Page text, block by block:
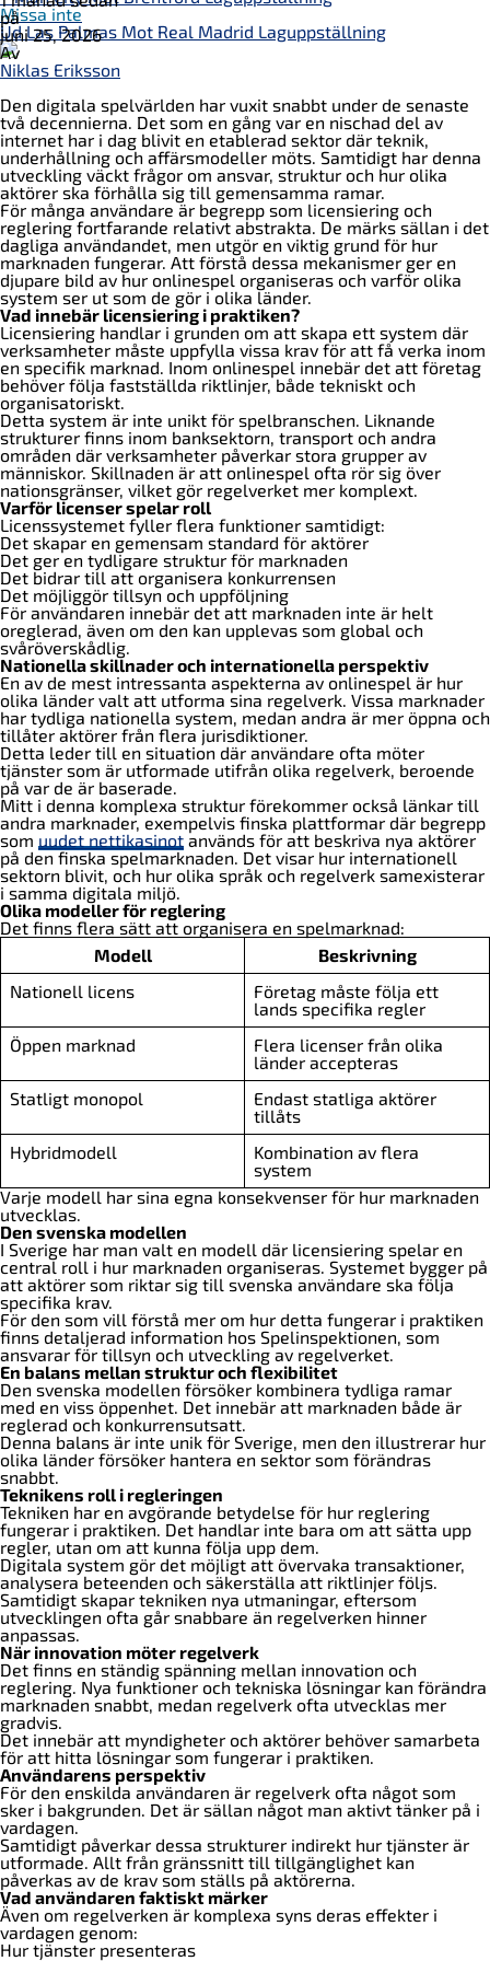
Missa inte
Ud Las Palmas Mot Real Madrid Laguppställning
på
juni 25, 2026
Av
Niklas Eriksson
Den digitala spelvärlden har vuxit snabbt under de senaste
två decennierna. Det som en gång var en nischad del av
internet har i dag blivit en etablerad sektor där teknik,
underhållning och affärsmodeller möts. Samtidigt har denna
utveckling väckt frågor om ansvar, struktur och hur olika
aktörer ska förhålla sig till gemensamma ramar.
För många användare är begrepp som licensiering och
reglering fortfarande relativt abstrakta. De märks sällan i det
dagliga användandet, men utgör en viktig grund för hur
marknaden fungerar. Att förstå dessa mekanismer ger en
djupare bild av hur onlinespel organiseras och varför olika
system ser ut som de gör i olika länder.
Vad innebär licensiering i praktiken?
Licensiering handlar i grunden om att skapa ett system där
verksamheter måste uppfylla vissa krav för att få verka inom
en specifik marknad. Inom onlinespel innebär det att företag
behöver följa fastställda riktlinjer, både tekniskt och
organisatoriskt.
Detta system är inte unikt för spelbranschen. Liknande
strukturer finns inom banksektorn, transport och andra
områden där verksamheter påverkar stora grupper av
människor. Skillnaden är att onlinespel ofta rör sig över
nationsgränser, vilket gör regelverket mer komplext.
Varför licenser spelar roll
Licenssystemet fyller flera funktioner samtidigt:
Det skapar en gemensam standard för aktörer
Det ger en tydligare struktur för marknaden
Det bidrar till att organisera konkurrensen
Det möjliggör tillsyn och uppföljning
För användaren innebär det att marknaden inte är helt
oreglerad, även om den kan upplevas som global och
svåröverskådlig.
Nationella skillnader och internationella perspektiv
En av de mest intressanta aspekterna av onlinespel är hur
olika länder valt att utforma sina regelverk. Vissa marknader
har tydliga nationella system, medan andra är mer öppna och
tillåter aktörer från flera jurisdiktioner.
Detta leder till en situation där användare ofta möter
tjänster som är utformade utifrån olika regelverk, beroende
på var de är baserade.
Mitt i denna komplexa struktur förekommer också länkar till
andra marknader, exempelvis finska plattformar där begrepp
som uudet nettikasinot används för att beskriva nya aktörer
på den finska spelmarknaden. Det visar hur internationell
sektorn blivit, och hur olika språk och regelverk samexisterar
i samma digitala miljö.
Olika modeller för reglering
Det finns flera sätt att organisera en spelmarknad:
Modell
Beskrivning
Nationell licens
Företag måste följa ett
lands specifika regler
Öppen marknad
Flera licenser från olika
länder accepteras
Statligt monopol
Endast statliga aktörer
tillåts
Hybridmodell
Kombination av flera
system
Varje modell har sina egna konsekvenser för hur marknaden
utvecklas.
Den svenska modellen
I Sverige har man valt en modell där licensiering spelar en
central roll i hur marknaden organiseras. Systemet bygger på
att aktörer som riktar sig till svenska användare ska följa
specifika krav.
För den som vill förstå mer om hur detta fungerar i praktiken
finns detaljerad information hos Spelinspektionen, som
ansvarar för tillsyn och utveckling av regelverket.
En balans mellan struktur och flexibilitet
Den svenska modellen försöker kombinera tydliga ramar
med en viss öppenhet. Det innebär att marknaden både är
reglerad och konkurrensutsatt.
Denna balans är inte unik för Sverige, men den illustrerar hur
olika länder försöker hantera en sektor som förändras
snabbt.
Teknikens roll i regleringen
Tekniken har en avgörande betydelse för hur reglering
fungerar i praktiken. Det handlar inte bara om att sätta upp
regler, utan om att kunna följa upp dem.
Digitala system gör det möjligt att övervaka transaktioner,
analysera beteenden och säkerställa att riktlinjer följs.
Samtidigt skapar tekniken nya utmaningar, eftersom
utvecklingen ofta går snabbare än regelverken hinner
anpassas.
När innovation möter regelverk
Det finns en ständig spänning mellan innovation och
reglering. Nya funktioner och tekniska lösningar kan förändra
marknaden snabbt, medan regelverk ofta utvecklas mer
gradvis.
Det innebär att myndigheter och aktörer behöver samarbeta
för att hitta lösningar som fungerar i praktiken.
Användarens perspektiv
För den enskilda användaren är regelverk ofta något som
sker i bakgrunden. Det är sällan något man aktivt tänker på i
vardagen.
Samtidigt påverkar dessa strukturer indirekt hur tjänster är
utformade. Allt från gränssnitt till tillgänglighet kan
påverkas av de krav som ställs på aktörerna.
Vad användaren faktiskt märker
Även om regelverken är komplexa syns deras effekter i
vardagen genom:
Hur tjänster presenteras